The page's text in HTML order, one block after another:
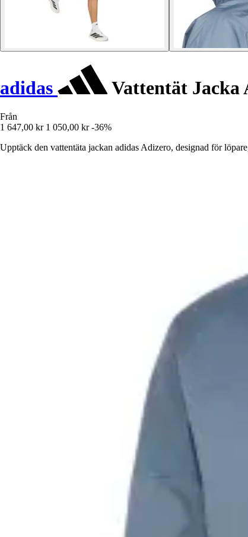
adidas Vattentät Jacka
Från
1 647,00 kr 1 050,00 kr -36%
Upptäck den vattentäta jackan adidas Adizero, designad för